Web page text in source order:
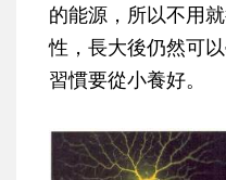
的能源，所以不用
性，長大後仍然可
習慣要從小養好。